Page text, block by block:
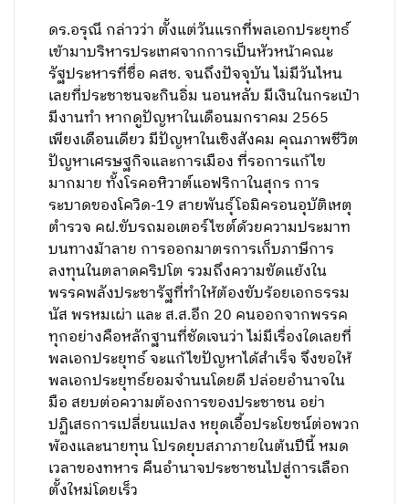
ดร.อรุณี กล่าวว่า ตั้งแต่วันแรกที่พลเอกประยุทธ์
เข้ามาบริหารประเทศจากการเป็นหัวหน้าคณะ
รัฐประหารที่ชื่อ คสช. จนถึงปัจจุบัน ไม่มีวันไหน
เลยที่ประชาชนจะกินอิ่ม นอนหลับ มีเงินในกระเป๋า
มีงานทำ หากดูปัญหาในเดือนมกราคม 2565
เพียงเดือนเดียว มีปัญหาในเชิงสังคม คุณภาพชีวิต
ปัญหาเศรษฐกิจและการเมือง ที่รอการแก้ไข
มากมาย ทั้งโรคอหิวาต์แอฟริกาในสุกร การ
ระบาดของโควิด-19 สายพันธุ์โอมิครอนอุบัติเหตุ
ตำรวจ คฝ.ขับรถมอเตอร์ไซต์ด้วยความประมาท
บนทางม้าลาย การออกมาตรการเก็บภาษีการ
ลงทุนในตลาดคริปโต รวมถึงความขัดแย้งใน
พรรคพลังประชารัฐที่ทำให้ต้องขับร้อยเอกธรรม
นัส พรหมเผ่า และ ส.ส.อีก 20 คนออกจากพรรค
ทุกอย่างคือหลักฐานที่ชัดเจนว่า ไม่มีเรื่องใดเลยที่
พลเอกประยุทธ์ จะแก้ไขปัญหาได้สำเร็จ จึงขอให้
พลเอกประยุทธ์ยอมจำนนโดยดี ปล่อยอำนาจใน
มือ สยบต่อความต้องการของประชาชน อย่า
ปฏิเสธการเปลี่ยนแปลง หยุดเอื้อประโยชน์ต่อพวก
พ้องและนายทุน โปรดยุบสภาภายในต้นปีนี้ หมด
เวลาของทหาร คืนอำนาจประชาชนไปสู่การเลือก
ตั้งใหม่โดยเร็ว